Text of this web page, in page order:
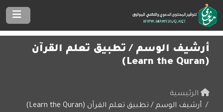
أرشيف الوسم / تطبيق تعلم القرآن
(Learn the Quran)
الرئيسية
أرشيف الوسم / تطبيق تعلم القرآن (Learn the Quran)